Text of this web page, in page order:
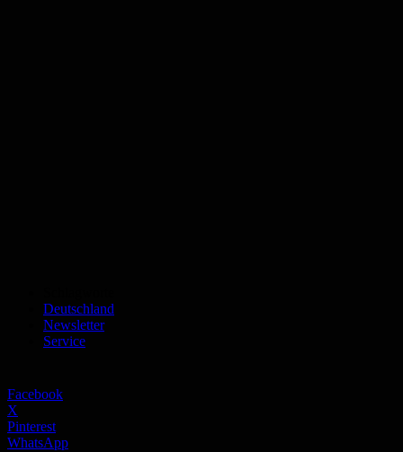
Deutschland
Newsletter
Service
Facebook
X
Pinterest
WhatsApp